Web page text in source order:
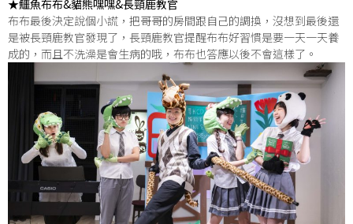
★鱷魚布布&貓熊嘿嘿&長頸鹿教官
布布最後決定說個小謊，把哥哥的房間跟自己的調換，沒想到最後還
是被長頸鹿教官發現了，長頸鹿教官提醒布布好習慣是要一天一天養
成的，而且不洗澡是會生病的哦，布布也答應以後不會這樣了。